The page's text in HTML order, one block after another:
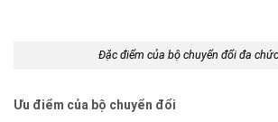
Đặc điểm của bộ chuyển đổi đa
Ưu điểm của bộ chuyển đổi